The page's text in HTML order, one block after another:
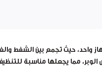
واحد، حيث تجمع بين الشفط
مما يجعلها مناسبة